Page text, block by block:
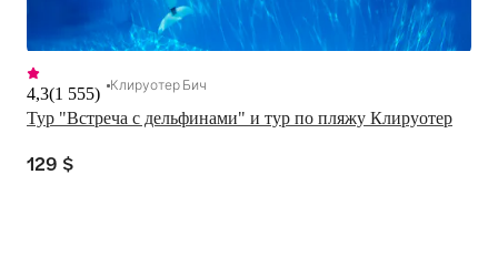
Тур "Встреча с дельфинами" и тур по пляжу Клируотер
4,3(1 555) Клируотер Бич
129 $